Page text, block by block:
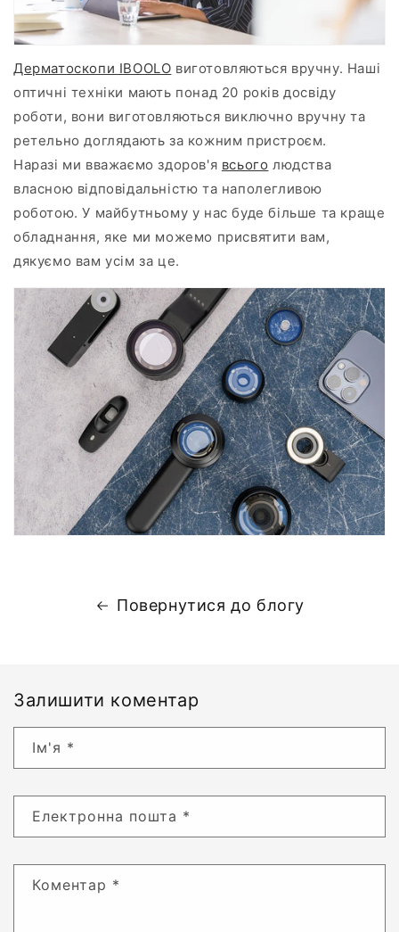
Дерматоскопи IBOOLO виготовляються вручну. Наші
оптичні техніки мають понад 20 років досвіду
роботи, вони виготовляються виключно вручну та
ретельно доглядають за кожним пристроєм.
Наразі ми вважаємо здоров'я всього людства
власною відповідальністю та наполегливою
роботою. У майбутньому у нас буде більше та краще
обладнання, яке ми можемо присвятити вам,
дякуємо вам усім за це.
Повернутися до блогу
Залишити коментар
Ім'я *
Електронна пошта *
Коментар *